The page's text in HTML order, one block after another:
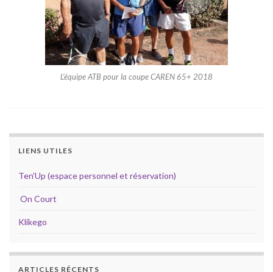
L’équipe ATB pour la coupe CAREN 65+ 2018
LIENS UTILES
Ten’Up (espace personnel et réservation)
On Court
Klikego
ARTICLES RÉCENTS